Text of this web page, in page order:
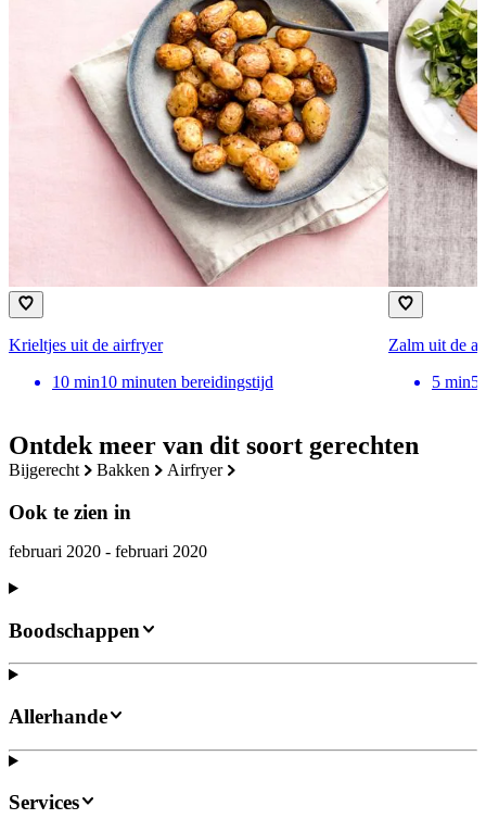
Ontdek meer van dit soort gerechten
bijgerecht bakken airfryer
Ook te zien in
februari 2020 - februari 2020
Krieltjes uit de airfryer
10 min10 minuten bereidingstijd
Zalm uit de
5 min5
Boodschappen
Allerhande
Services